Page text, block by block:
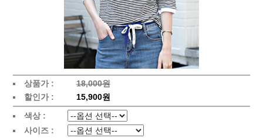
상품가 :
18,000원
할인가 :
15,900원
색상 :
사이즈 :